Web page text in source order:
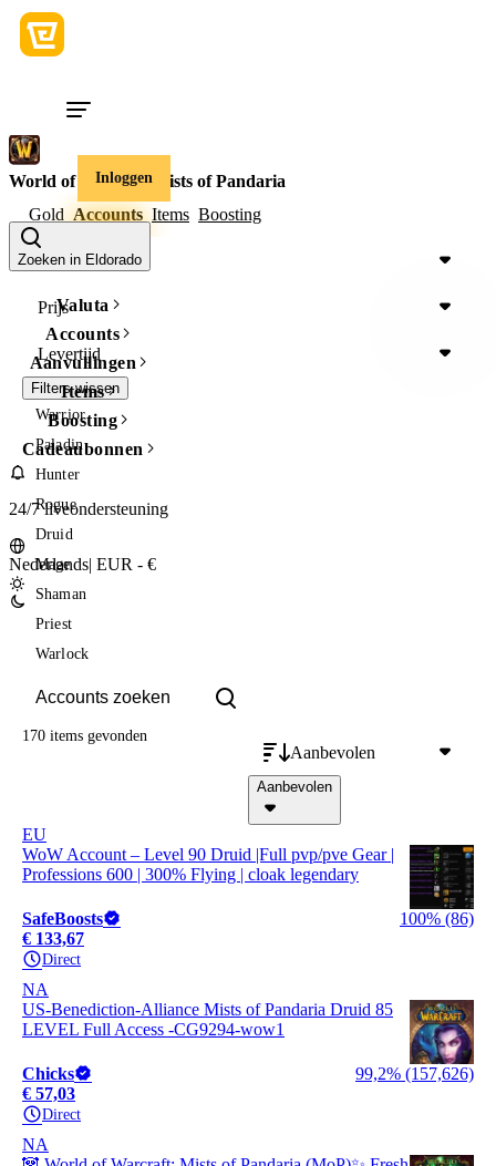
Inloggen
Zoeken in Eldorado
Valuta
Accounts
Aanvullingen
Items
Boosting
Cadeaubonnen
24/7 liveondersteuning
Nederlands| EUR - €
World of Warcraft Mists of Pandaria
Gold Accounts Items Boosting
Regio
Prijs
Levertijd
Filters wissen
Warrior
Paladin
Hunter
Rogue
Druid
Mage
Shaman
Priest
Warlock
Aanbevolen
Aanbevolen
170 items gevonden
EU
WoW Account – Level 90 Druid |Full pvp/pve Gear |
Professions 600 | 300% Flying | cloak legendary
SafeBoosts
100% (86)
€ 133,67
Direct
NA
US-Benediction-Alliance Mists of Pandaria Druid 85
LEVEL Full Access -CG9294-wow1
Chicks
99,2% (157,626)
€ 57,03
Direct
NA